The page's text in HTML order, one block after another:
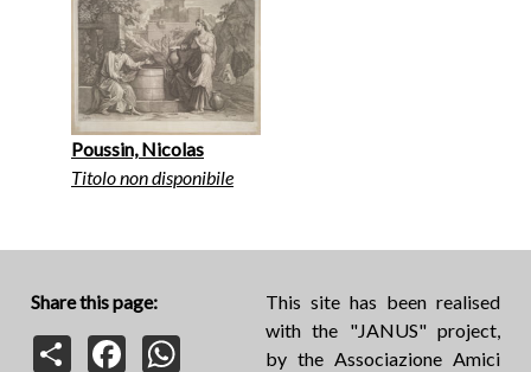
Poussin, Nicolas
Titolo non disponibile
Share this page:
Share
Facebook
This site has been realised
with the "JANUS" project,
by the Associazione Amici